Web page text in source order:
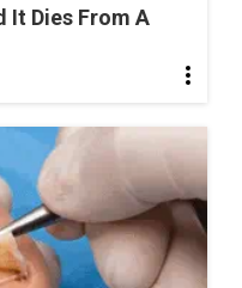
It Dies From A